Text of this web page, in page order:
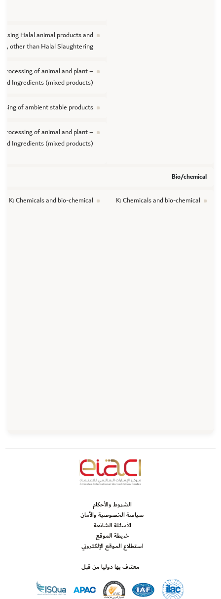
Halal animal products and
other than Halal Slaughtering
Processing of animal and plant –
Ingredients (mixed products)
of ambient stable products
Processing of animal and plant –
Ingredients (mixed products)
Bio/chemical
K: Chemicals and bio-chemical
K: Chemicals and bio-chemical
الشروط والأحكام
سياسة الخصوصية والأمان
الأسئلة الشائعة
خريطة الموقع
استطلاع الموقع الإلكتروني
معترف بها دوليا من قبل